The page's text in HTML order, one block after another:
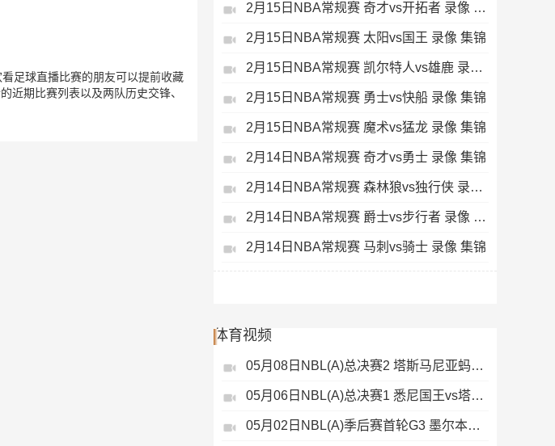
足球直播比赛的朋友可以提前收藏
近期比赛列表以及两队历史交锋、
2月15日NBA常规赛 奇才vs开拓者 录像 集锦
2月15日NBA常规赛 太阳vs国王 录像 集锦
2月15日NBA常规赛 凯尔特人vs雄鹿 录像 集锦
2月15日NBA常规赛 勇士vs快船 录像 集锦
2月15日NBA常规赛 魔术vs猛龙 录像 集锦
2月14日NBA常规赛 奇才vs勇士 录像 集锦
2月14日NBA常规赛 森林狼vs独行侠 录像 集锦
2月14日NBA常规赛 爵士vs步行者 录像 集锦
2月14日NBA常规赛 马刺vs骑士 录像 集锦
体育视频
05月08日NBL(A)总决赛2 塔斯马尼亚蚂蚁vs悉尼国王 录像
05月06日NBL(A)总决赛1 悉尼国王vs塔斯马尼亚蚂蚁 全场录像
05月02日NBL(A)季后赛首轮G3 墨尔本联 - 塔斯马尼亚蚂蚁 录像集锦